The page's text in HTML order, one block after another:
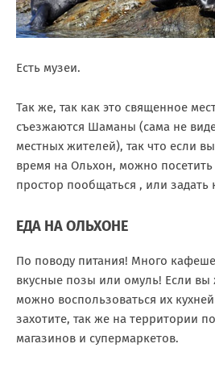
Есть музеи.
Так же, так как это священное
съезжаются Шаманы (сама не
местных жителей), так что если
время на Ольхон, можно
простор пообщаться , или
ЕДА НА ОЛЬХОНЕ
По поводу питания! Много
вкусные позы или омуль! Если вы
можно воспользоваться их
захотите, так же на территории
магазинов и супермаркетов.